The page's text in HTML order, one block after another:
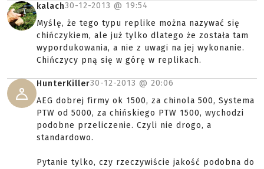
kalach30-12-2013 @ 19:54
Myślę, że tego typu replike można nazywać się
chińczykiem, ale już tylko dlatego że została tam
wypordukowania, a nie z uwagi na jej wykonanie.
Chińczycy pną się w górę w replikach.
HunterKiller30-12-2013 @ 20:06
AEG dobrej firmy ok 1500, za chinola 500, Systema
PTW od 5000, za chińskiego PTW 1500, wychodzi
podobne przeliczenie. Czyli nie drogo, a
standardowo.
Pytanie tylko, czy rzeczywiście jakość podobna do